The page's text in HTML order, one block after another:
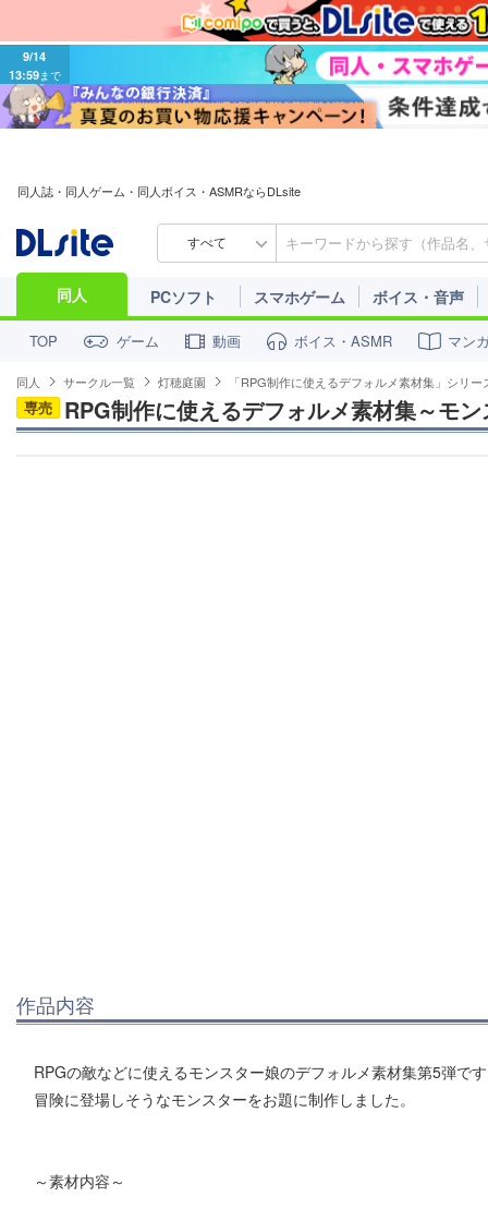
9/14
13:59まで
同人誌・同人ゲーム・同人ボイス・ASMRならDLsite
すべて
同人 PCソフト スマホゲーム ボイス・音声
TOP ゲーム 動画 ボイス・ASMR マン
同人 サークル一覧 灯穂庭園 「RPG制作に使えるデフォルメ素材集」シリー
専売 RPG制作に使えるデフォルメ素材集～モ
作品内容
RPGの敵などに使えるモンスター娘のデフォルメ素材集第5弾で
冒険に登場しそうなモンスターをお題に制作しました。
～素材内容～